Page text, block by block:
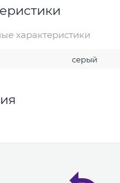
характеристики
серый